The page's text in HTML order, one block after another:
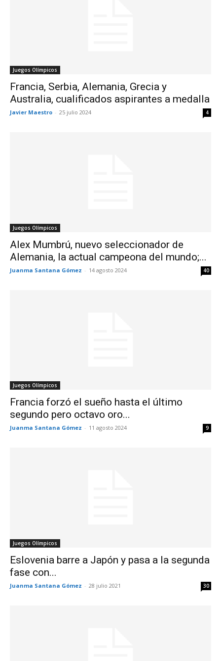
Juegos Olímpicos
Francia, Serbia, Alemania, Grecia y
Australia, cualificados aspirantes a medalla
Javier Maestro - 25 julio 2024 4
Juegos Olímpicos
Alex Mumbrú, nuevo seleccionador de
Alemania, la actual campeona del mundo;...
Juanma Santana Gómez - 14 agosto 2024 40
Juegos Olímpicos
Francia forzó el sueño hasta el último
segundo pero octavo oro...
Juanma Santana Gómez - 11 agosto 2024 9
Juegos Olímpicos
Eslovenia barre a Japón y pasa a la segunda
fase con...
Juanma Santana Gómez - 28 julio 2021 30